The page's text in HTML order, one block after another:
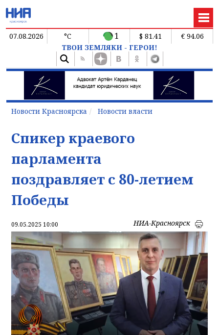
07.08.2026 °C 1 $ 81.41
€ 94.06
ТВОИ ЗЕМЛЯКИ - ГЕРОИ!
Новости Красноярска Новости власти
Спикер краевого
парламента
поздравляет с 80-летием
Победы
09.05.2025 10:00 НИА-Красноярск